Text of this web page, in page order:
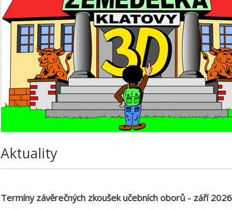
Aktuality
Termíny závěrečných zkoušek učebních oborů - září 2026